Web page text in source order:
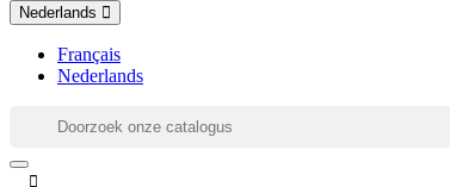
Nederlands
Français
Nederlands